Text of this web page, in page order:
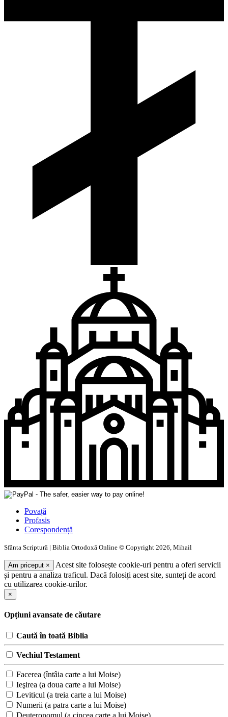
Povață
Profasis
Corespondență
Sfânta Scriptură | Biblia Ortodoxă Online © Copyright 2026, Mihail
Am priceput ×
Acest site folosește cookie-uri pentru a oferi servicii
și pentru a analiza traficul. Dacă folosiți acest site, sunteți de acord
cu utilizarea cookie-urilor.
×
Opțiuni avansate de căutare
Caută în toată Biblia
Vechiul Testament
Facerea (întâia carte a lui Moise)
Ieşirea (a doua carte a lui Moise)
Leviticul (a treia carte a lui Moise)
Numerii (a patra carte a lui Moise)